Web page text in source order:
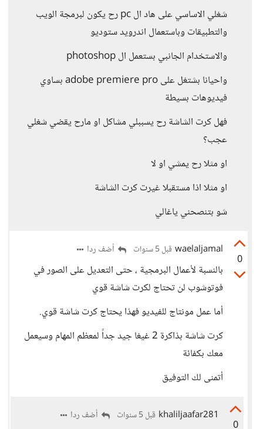
شغلي الاساسي على هاد ال pc رح يكون لبرمجة الويب
والتطبيقات وباستعمال اندرويد ستوديو
والاستخدام الجانبي بستعمل ال photoshop
واحيانا بشتغل على adobe premiere pro بساوي
فيديوهات بسيطة
فهل كرت الشاشة رح يسببلي مشاكل او مارح يقضي شغلي
عجب؟
او مثلا رح يمشي او لا
او مثلا اذا مستقبلا غيرت كرت الشاشة
شو بتنصحني ياغالي
0
waelaljamal قبل 5 سنوات أضف ردا
بالنسبة لأعمال البرمجية ، حتى التعديل على الصور في
فوتوشوب لن تحتاج لكرت شاشة قوي
أما عمل مونتاج للفيديو فهذا يحتاج كرت شاشة قوي.
كرت شاشة بذاكرة 2 غيغا جيد جداً لمعظم المهام وسيعمل
معك بكفائة
أتمنى لك التوفيق
0
khaliljaafar281 قبل 5 سنوات أضف ردا